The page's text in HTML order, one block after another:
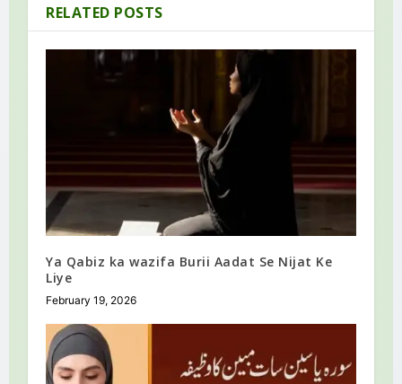
RELATED POSTS
Ya Qabiz ka wazifa Burii Aadat Se Nijat Ke
Liye
February 19, 2026